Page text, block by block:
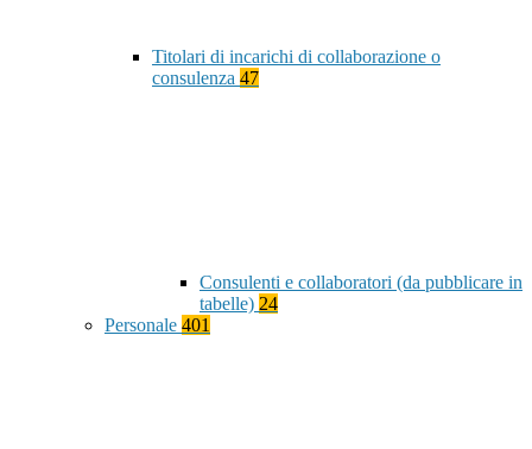
Titolari di incarichi di collaborazione o
consulenza 47
Consulenti e collaboratori (da pubblicare in
tabelle) 24
Personale 401